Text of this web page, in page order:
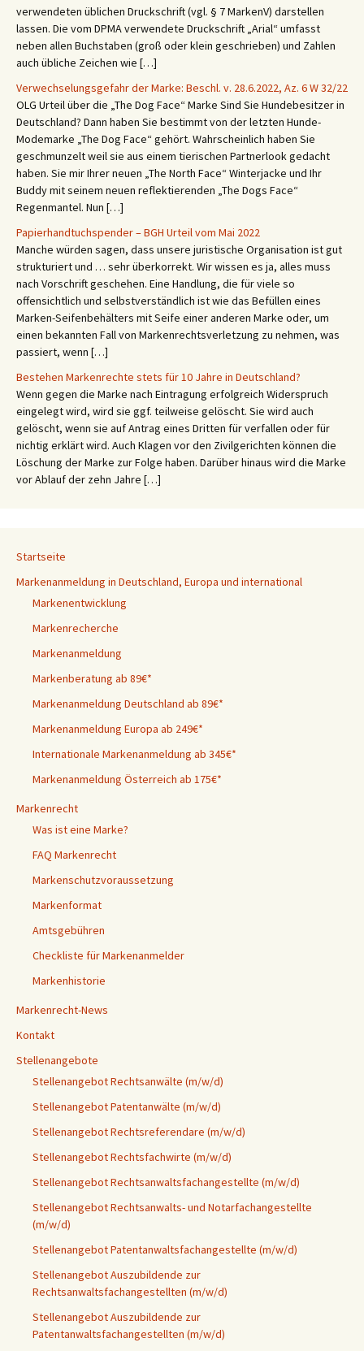
verwendeten üblichen Druckschrift (vgl. § 7 MarkenV) darstellen
lassen. Die vom DPMA verwendete Druckschrift „Arial“ umfasst
neben allen Buchstaben (groß oder klein geschrieben) und Zahlen
auch übliche Zeichen wie […]
Verwechselungsgefahr der Marke: Beschl. v. 28.6.2022, Az. 6 W 32/22
OLG Urteil über die „The Dog Face“ Marke Sind Sie Hundebesitzer in
Deutschland? Dann haben Sie bestimmt von der letzten Hunde-
Modemarke „The Dog Face“ gehört. Wahrscheinlich haben Sie
geschmunzelt weil sie aus einem tierischen Partnerlook gedacht
haben. Sie mir Ihrer neuen „The North Face“ Winterjacke und Ihr
Buddy mit seinem neuen reflektierenden „The Dogs Face“
Regenmantel. Nun […]
Papierhandtuchspender – BGH Urteil vom Mai 2022
Manche würden sagen, dass unsere juristische Organisation ist gut
strukturiert und … sehr überkorrekt. Wir wissen es ja, alles muss
nach Vorschrift geschehen. Eine Handlung, die für viele so
offensichtlich und selbstverständlich ist wie das Befüllen eines
Marken-Seifenbehälters mit Seife einer anderen Marke oder, um
einen bekannten Fall von Markenrechtsverletzung zu nehmen, was
passiert, wenn […]
Bestehen Markenrechte stets für 10 Jahre in Deutschland?
Wenn gegen die Marke nach Eintragung erfolgreich Widerspruch
eingelegt wird, wird sie ggf. teilweise gelöscht. Sie wird auch
gelöscht, wenn sie auf Antrag eines Dritten für verfallen oder für
nichtig erklärt wird. Auch Klagen vor den Zivilgerichten können die
Löschung der Marke zur Folge haben. Darüber hinaus wird die Marke
vor Ablauf der zehn Jahre […]
Startseite
Markenanmeldung in Deutschland, Europa und international
Markenentwicklung
Markenrecherche
Markenanmeldung
Markenberatung ab 89€*
Markenanmeldung Deutschland ab 89€*
Markenanmeldung Europa ab 249€*
Internationale Markenanmeldung ab 345€*
Markenanmeldung Österreich ab 175€*
Markenrecht
Was ist eine Marke?
FAQ Markenrecht
Markenschutzvoraussetzung
Markenformat
Amtsgebühren
Checkliste für Markenanmelder
Markenhistorie
Markenrecht-News
Kontakt
Stellenangebote
Stellenangebot Rechtsanwälte (m/w/d)
Stellenangebot Patentanwälte (m/w/d)
Stellenangebot Rechtsreferendare (m/w/d)
Stellenangebot Rechtsfachwirte (m/w/d)
Stellenangebot Rechtsanwaltsfachangestellte (m/w/d)
Stellenangebot Rechtsanwalts- und Notarfachangestellte
(m/w/d)
Stellenangebot Patentanwaltsfachangestellte (m/w/d)
Stellenangebot Auszubildende zur
Rechtsanwaltsfachangestellten (m/w/d)
Stellenangebot Auszubildende zur
Patentanwaltsfachangestellten (m/w/d)